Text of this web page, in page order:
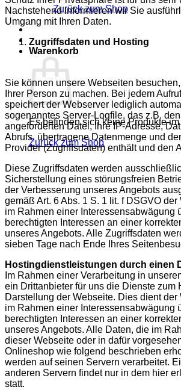
Zurück zum Shop
Warenkorb
Es befinden sich keine Produkte im
Zurück zum Shop
Nachstehend informieren wir Sie
Umgang mit Ihren Daten.
Zugriffsdaten und Hosting
Sie können unsere Webseiten
Ihrer Person zu machen. Bei jedem
speichert der Webserver lediglich
sogenanntes Server-Logfile, das z.B.
angeforderten Datei, Ihre IP-Adresse,
Abrufs, übertragene Datenmenge und
Provider (Zugriffsdaten) enthält und den
Diese Zugriffsdaten werden
Sicherstellung eines störungsfreien
der Verbesserung unseres Angebots
gemäß Art. 6 Abs. 1 S. 1 lit. f DSGVO
im Rahmen einer Interessensabwägung
berechtigten Interessen an einer
unseres Angebots. Alle Zugriffsdaten
sieben Tage nach Ende Ihres
Hostingdienstleistungen durch einen
Im Rahmen einer Verarbeitung in
ein Drittanbieter für uns die Dienste zum
Darstellung der Webseite. Dies dient der
im Rahmen einer Interessensabwägung
berechtigten Interessen an einer
unseres Angebots. Alle Daten, die im
dieser Webseite oder in dafür
Onlineshop wie folgend beschrieben
werden auf seinen Servern verarbeitet.
anderen Servern findet nur in dem hier
statt.